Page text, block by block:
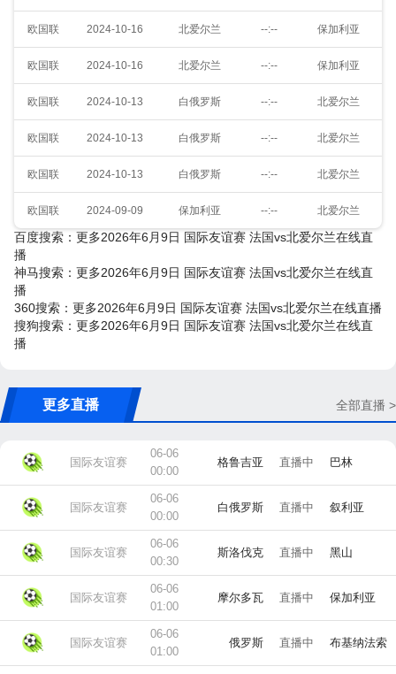
欧国联 2024-10-16 北爱尔兰 --:-- 保加利亚
欧国联 2024-10-16 北爱尔兰 --:-- 保加利亚
欧国联 2024-10-13 白俄罗斯 --:-- 北爱尔兰
欧国联 2024-10-13 白俄罗斯 --:-- 北爱尔兰
欧国联 2024-10-13 白俄罗斯 --:-- 北爱尔兰
欧国联 2024-09-09 保加利亚 --:-- 北爱尔兰
百度搜索：更多2026年6月9日 国际友谊赛 法国vs北爱尔兰在线直
播
神马搜索：更多2026年6月9日 国际友谊赛 法国vs北爱尔兰在线直
播
360搜索：更多2026年6月9日 国际友谊赛 法国vs北爱尔兰在线直播
搜狗搜索：更多2026年6月9日 国际友谊赛 法国vs北爱尔兰在线直
播
更多直播 全部直播 >
国际友谊赛
06-06
00:00
格鲁吉亚 直播中 巴林
国际友谊赛
06-06
00:00
白俄罗斯 直播中 叙利亚
国际友谊赛
06-06
00:30
斯洛伐克 直播中 黑山
国际友谊赛
06-06
01:00
摩尔多瓦 直播中 保加利亚
国际友谊赛
06-06
01:00
俄罗斯 直播中 布基纳法索